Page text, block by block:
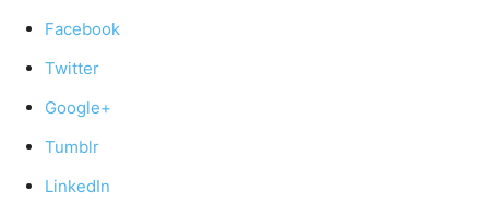
Facebook
Twitter
Google+
Tumblr
LinkedIn